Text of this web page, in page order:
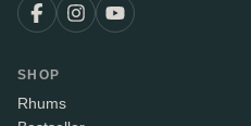
SHOP
Rhums